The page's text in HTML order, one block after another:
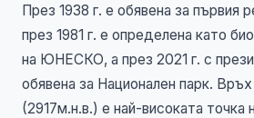
През 1938 г. е обявена за първия
през 1981 г. е определена като
на ЮНЕСКО, а през 2021 г. с
обявена за Национален парк.
(2917м.н.в.) e най-високата точка